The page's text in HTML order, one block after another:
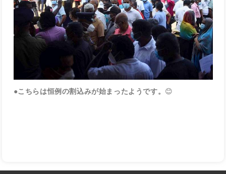
●こちらは恒例の割込みが始まったようです。 😊